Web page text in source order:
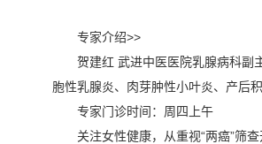
专家介绍>>
贺建红 武进中医医院乳腺病科副
胞性乳腺炎、肉芽肿性小叶炎、产后
专家门诊时间：周四上午
关注女性健康，从重视“两癌”筛